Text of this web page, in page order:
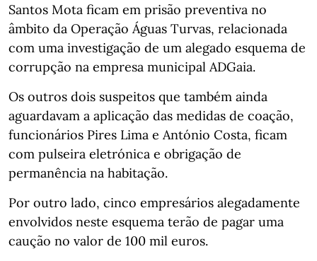
Santos Mota ficam em prisão preventiva no
âmbito da Operação Águas Turvas, relacionada
com uma investigação de um alegado esquema de
corrupção na empresa municipal ADGaia.
Os outros dois suspeitos que também ainda
aguardavam a aplicação das medidas de coação,
funcionários Pires Lima e António Costa, ficam
com pulseira eletrónica e obrigação de
permanência na habitação.
Por outro lado, cinco empresários alegadamente
envolvidos neste esquema terão de pagar uma
caução no valor de 100 mil euros.